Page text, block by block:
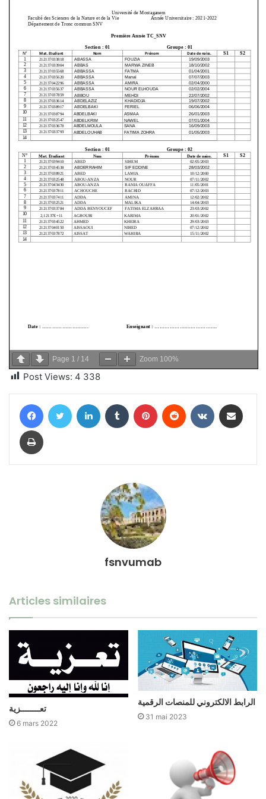
Page 1 / 14 Zoom 100%
Post Views: 4 338
FacebookTwitter Linkedin Tumblr Pinterest Reddit VKontakte
Imprimer
fsnvumab
Articles similaires
تعــــــــزية
6 mars 2022
الرابط الالكتروني للمنصات الرقمية
31 mai 2023